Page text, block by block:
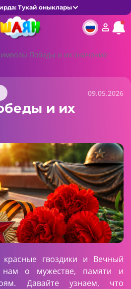
Тукай оныклары
Победы и их значение
09.05.2026
и их
красные гвоздики и Вечный
нам о мужестве, памяти и
Давайте узнаем, что